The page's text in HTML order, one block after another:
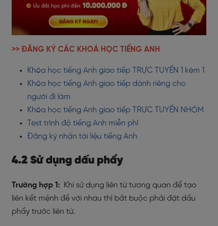
>> ĐĂNG KÝ CÁC KHOÁ HỌC TIẾNG ANH
Khóa học tiếng Anh giao tiếp TRỰC TUYẾN 1 kèm 1
Khóa học tiếng Anh giao tiếp dành riêng cho
người đi làm
Khóa học tiếng Anh giao tiếp TRỰC TUYẾN NHÓM
Test trình độ tiếng Anh miễn phí
Đăng ký nhận tài liệu tiếng Anh
4.2 Sử dụng dấu phẩy
Trường hợp 1: Khi sử dụng liên từ tương quan để tạo
liên kết mệnh đề với nhau thì bắt buộc phải đặt dấu
phẩy trước liên từ.